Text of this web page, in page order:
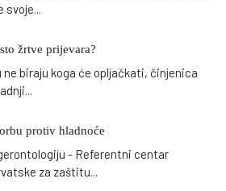
svoje
žrtve prijevara?
biraju koga će opljačkati, činjenica
protiv hladnoće
- Referentni centar
za zaštitu